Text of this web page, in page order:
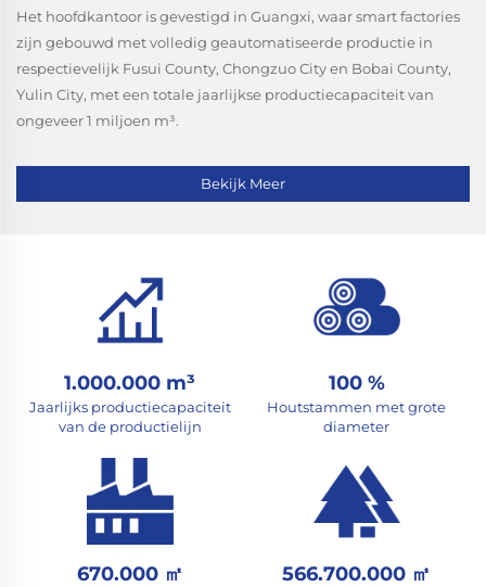
Het hoofdkantoor is gevestigd in Guangxi, waar smart factories
zijn gebouwd met volledig geautomatiseerde productie in
respectievelijk Fusui County, Chongzuo City en Bobai County,
Yulin City, met een totale jaarlijkse productiecapaciteit van
ongeveer 1 miljoen m³.
Bekijk Meer
1.000.000 m³
Jaarlijks productiecapaciteit
van de productielijn
100 %
Houtstammen met grote
diameter
670.000 ㎡ 566.700.000 ㎡